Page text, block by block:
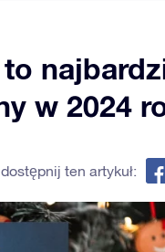
w 2024
ten artykuł: